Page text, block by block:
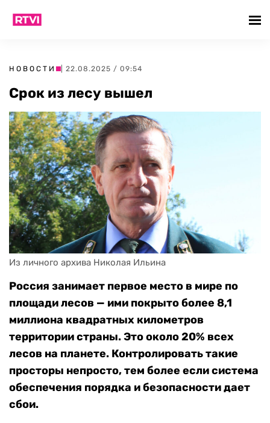
НОВОСТИ | 22.08.2025 / 09:54
Срок из лесу вышел
Из личного архива Николая Ильина
Россия занимает первое место в мире по
площади лесов — ими покрыто более 8,1
миллиона квадратных километров
территории страны. Это около 20% всех
лесов на планете. Контролировать такие
просторы непросто, тем более если система
обеспечения порядка и безопасности дает
сбои.